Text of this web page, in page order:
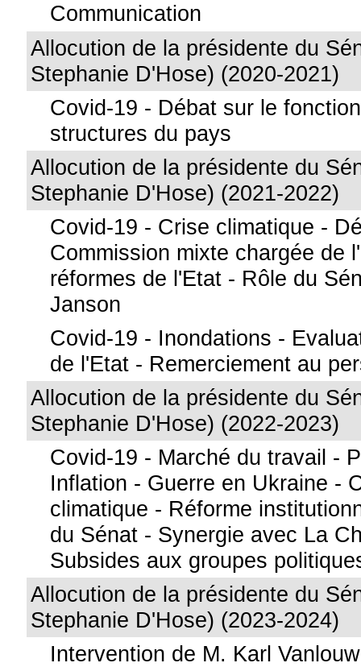
Communication
Allocution de la présidente du
Stephanie D'Hose) (2020-2021)
Covid-19 - Débat sur le
structures du pays
Allocution de la présidente du
Stephanie D'Hose) (2021-2022)
Covid-19 - Crise climatique -
Commission mixte chargée de
réformes de l'Etat - Rôle du
Janson
Covid-19 - Inondations -
de l'Etat - Remerciement au
Allocution de la présidente du
Stephanie D'Hose) (2022-2023)
Covid-19 - Marché du travail -
Inflation - Guerre en Ukraine -
climatique - Réforme
du Sénat - Synergie avec La
Subsides aux groupes
Allocution de la présidente du
Stephanie D'Hose) (2023-2024)
Intervention de M. Karl